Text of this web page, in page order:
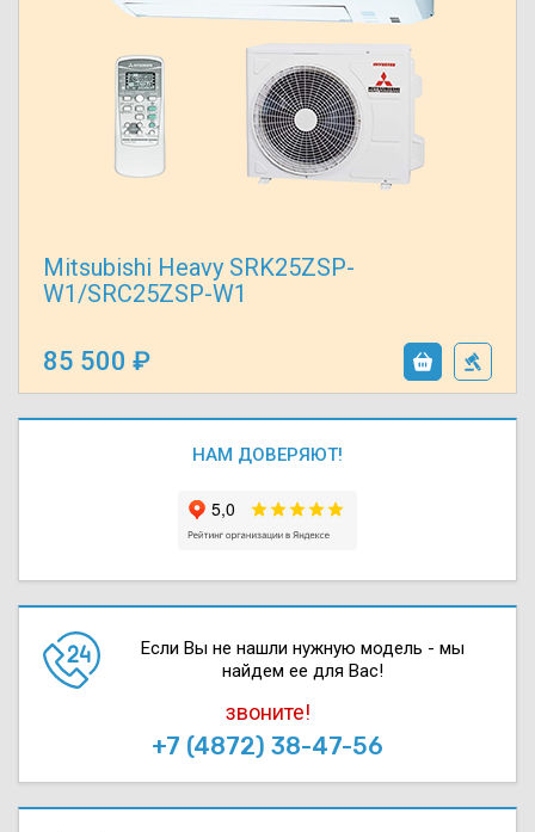
Mitsubishi Heavy SRK25ZSP-
W1/SRC25ZSP-W1
85 500
НАМ ДОВЕРЯЮТ!
Если Вы не нашли нужную модель - мы
найдем ее для Вас!
звоните!
+7 (4872) 38-47-56